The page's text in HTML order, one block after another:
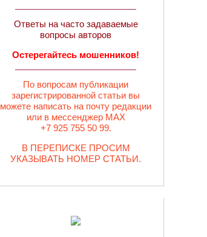
Ответы на часто задаваемые
вопросы авторов
Остерегайтесь мошенников!
По вопросам публикации
зарегистрированной статьи вы
можете написать на почту редакции
или в мессенджер MAX
+7 925 755 50 99.
В ПЕРЕПИСКЕ ПРОСИМ
УКАЗЫВАТЬ НОМЕР СТАТЬИ.